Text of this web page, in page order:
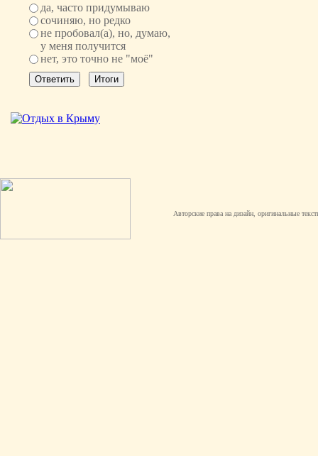
да, часто придумываю
сочиняю, но редко
не пробовал(а), но, думаю,
у меня получится
нет, это точно не "моё"
Авторские права на дизайн, оригинальные